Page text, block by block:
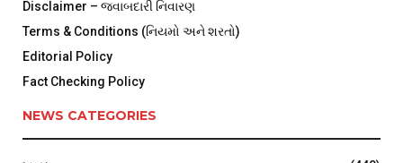
Disclaimer – જવાબદારી નિવારણ
Terms & Conditions (નિયમો અને શરતો)
Editorial Policy
Fact Checking Policy
NEWS CATEGORIES